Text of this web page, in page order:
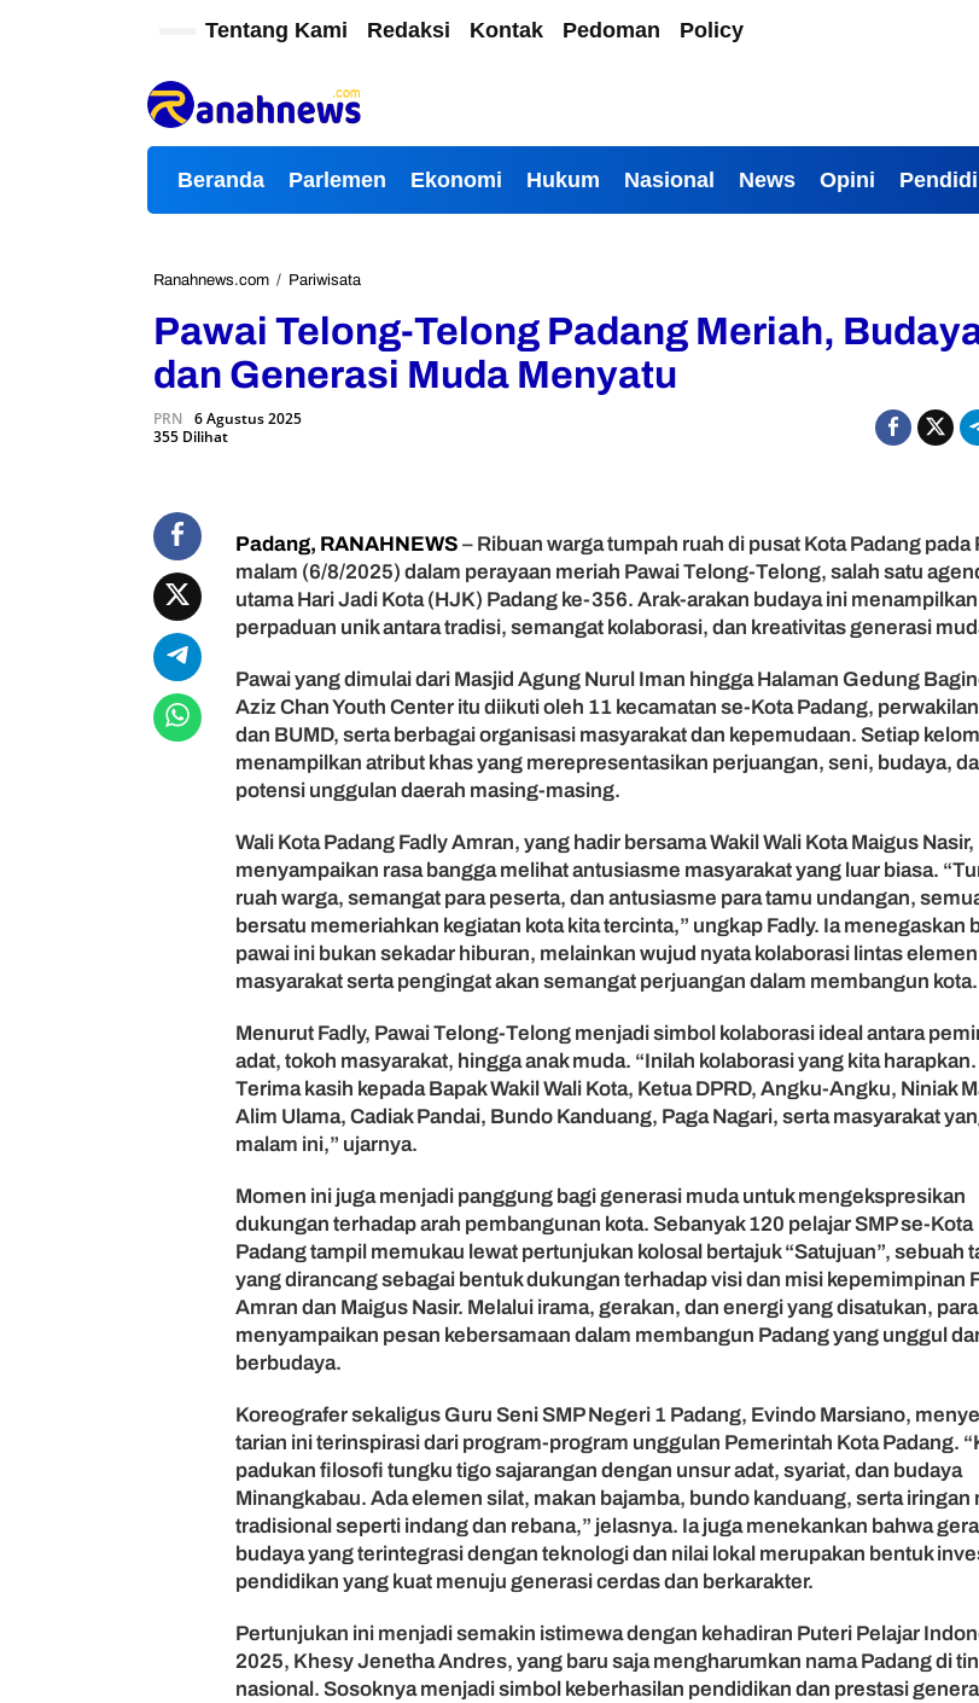
Tentang Kami Redaksi Kontak Pedoman Policy
Beranda Parlemen Ekonomi Hukum Nasional News Opini
Ranahnews.com / Pariwisata
w
i
-
T
e
g
P
a
d
a
g
e
r
i
a
h
B
u
a
y
a
a
n
G
n
e
r
i
M
u
M
e
n
a
t
Pawai Telong-Telong Padang Meriah,
dan Generasi Muda Menyatu
PRN 6 Agustus 2025
355 Dilihat
Padang, RANAHNEWS – Ribuan warga tumpah ruah di pusat Kota Padang pada
malam (6/8/2025) dalam perayaan meriah Pawai Telong-Telong, salah satu
utama Hari Jadi Kota (HJK) Padang ke-356. Arak-arakan budaya ini menampilkan
perpaduan unik antara tradisi, semangat kolaborasi, dan kreativitas generasi
Pawai yang dimulai dari Masjid Agung Nurul Iman hingga Halaman Gedung
Aziz Chan Youth Center itu diikuti oleh 11 kecamatan se-Kota Padang,
dan BUMD, serta berbagai organisasi masyarakat dan kepemudaan. Setiap
menampilkan atribut khas yang merepresentasikan perjuangan, seni, budaya,
potensi unggulan daerah masing-masing.
Wali Kota Padang Fadly Amran, yang hadir bersama Wakil Wali Kota Maigus Nasir,
menyampaikan rasa bangga melihat antusiasme masyarakat yang luar biasa.
ruah warga, semangat para peserta, dan antusiasme para tamu undangan,
bersatu memeriahkan kegiatan kota kita tercinta,” ungkap Fadly. Ia menegaskan
pawai ini bukan sekadar hiburan, melainkan wujud nyata kolaborasi lintas elemen
masyarakat serta pengingat akan semangat perjuangan dalam membangun kota.
Menurut Fadly, Pawai Telong-Telong menjadi simbol kolaborasi ideal antara
adat, tokoh masyarakat, hingga anak muda. “Inilah kolaborasi yang kita harapkan.
Terima kasih kepada Bapak Wakil Wali Kota, Ketua DPRD, Angku-Angku, Niniak
Alim Ulama, Cadiak Pandai, Bundo Kanduang, Paga Nagari, serta masyarakat
malam ini,” ujarnya.
Momen ini juga menjadi panggung bagi generasi muda untuk mengekspresikan
dukungan terhadap arah pembangunan kota. Sebanyak 120 pelajar SMP se-Kota
Padang tampil memukau lewat pertunjukan kolosal bertajuk “Satujuan”, sebuah
yang dirancang sebagai bentuk dukungan terhadap visi dan misi kepemimpinan
Amran dan Maigus Nasir. Melalui irama, gerakan, dan energi yang disatukan,
menyampaikan pesan kebersamaan dalam membangun Padang yang unggul
berbudaya.
Koreografer sekaligus Guru Seni SMP Negeri 1 Padang, Evindo Marsiano,
tarian ini terinspirasi dari program-program unggulan Pemerintah Kota Padang.
padukan filosofi tungku tigo sajarangan dengan unsur adat, syariat, dan budaya
Minangkabau. Ada elemen silat, makan bajamba, bundo kanduang, serta iringan
tradisional seperti indang dan rebana,” jelasnya. Ia juga menekankan bahwa
budaya yang terintegrasi dengan teknologi dan nilai lokal merupakan bentuk
pendidikan yang kuat menuju generasi cerdas dan berkarakter.
Pertunjukan ini menjadi semakin istimewa dengan kehadiran Puteri Pelajar
2025, Khesy Jenetha Andres, yang baru saja mengharumkan nama Padang di
nasional. Sosoknya menjadi simbol keberhasilan pendidikan dan prestasi